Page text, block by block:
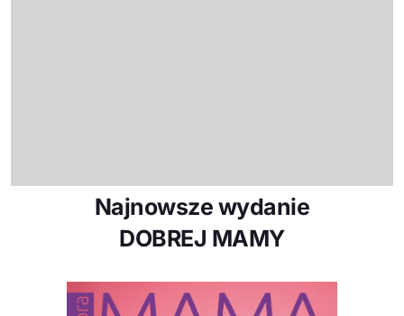
Najnowsze wydanie
DOBREJ MAMY